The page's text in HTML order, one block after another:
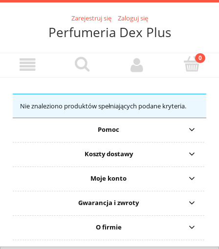
Zarejestruj się Zaloguj się
Perfumeria Dex Plus
Nie znaleziono produktów spełniających podane kryteria.
Pomoc
Koszty dostawy
Moje konto
Gwarancja i zwroty
O firmie